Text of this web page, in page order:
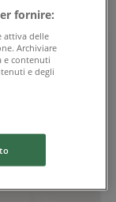
fornire:
attiva delle
Archiviare
e contenuti
e degli